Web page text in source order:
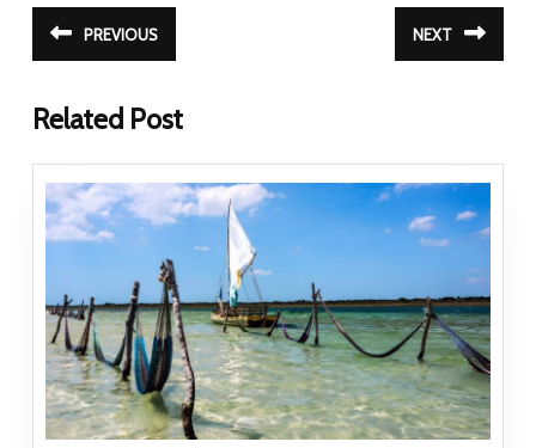
Navegação de Post
PREVIOUS
anterior:
NEXT
post:
Related Post